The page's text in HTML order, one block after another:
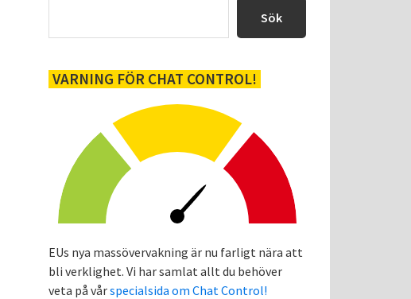
Sök
VARNING FÖR CHAT CONTROL!
EUs nya massövervakning är nu farligt nära att
bli verklighet. Vi har samlat allt du behöver
veta på vårspecialsida om Chat Control!